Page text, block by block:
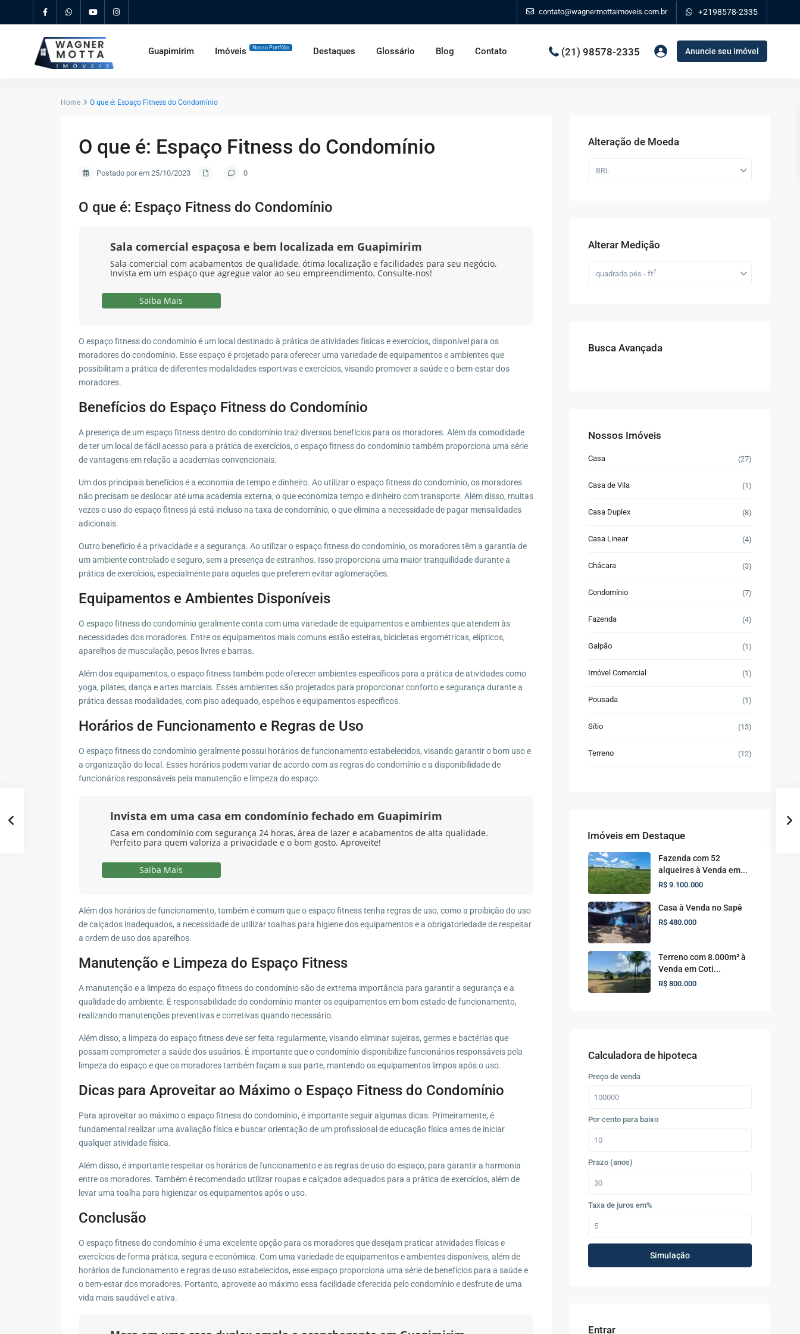
contato@wagnermottaimoveis.com.br +2198578-2335
Guapimirim Imóveis Nosso Portfólio Destaques Glossário Blog Contato (21) 98578-2335 Anuncie seu imóvel
Home O que é: Espaço Fitness do Condomínio
O que é: Espaço Fitness do Condomínio
Postado por em 25/10/2023 0
O que é: Espaço Fitness do Condomínio
Sala comercial espaçosa e bem localizada em Guapimirim
Sala comercial com acabamentos de qualidade, ótima localização e facilidades para seu negócio.
Invista em um espaço que agregue valor ao seu empreendimento. Consulte-nos!
Saiba Mais
O espaço fitness do condomínio é um local destinado à prática de atividades físicas e exercícios, disponível para os
moradores do condomínio. Esse espaço é projetado para oferecer uma variedade de equipamentos e ambientes que
possibilitam a prática de diferentes modalidades esportivas e exercícios, visando promover a saúde e o bem-estar dos
moradores.
Benefícios do Espaço Fitness do Condomínio
A presença de um espaço fitness dentro do condomínio traz diversos benefícios para os moradores. Além da comodidade
de ter um local de fácil acesso para a prática de exercícios, o espaço fitness do condomínio também proporciona uma série
de vantagens em relação a academias convencionais.
Um dos principais benefícios é a economia de tempo e dinheiro. Ao utilizar o espaço fitness do condomínio, os moradores
não precisam se deslocar até uma academia externa, o que economiza tempo e dinheiro com transporte. Além disso, muitas
vezes o uso do espaço fitness já está incluso na taxa de condomínio, o que elimina a necessidade de pagar mensalidades
adicionais.
Outro benefício é a privacidade e a segurança. Ao utilizar o espaço fitness do condomínio, os moradores têm a garantia de
um ambiente controlado e seguro, sem a presença de estranhos. Isso proporciona uma maior tranquilidade durante a
prática de exercícios, especialmente para aqueles que preferem evitar aglomerações.
Equipamentos e Ambientes Disponíveis
O espaço fitness do condomínio geralmente conta com uma variedade de equipamentos e ambientes que atendem às
necessidades dos moradores. Entre os equipamentos mais comuns estão esteiras, bicicletas ergométricas, elípticos,
aparelhos de musculação, pesos livres e barras.
Além dos equipamentos, o espaço fitness também pode oferecer ambientes específicos para a prática de atividades como
yoga, pilates, dança e artes marciais. Esses ambientes são projetados para proporcionar conforto e segurança durante a
prática dessas modalidades, com piso adequado, espelhos e equipamentos específicos.
Horários de Funcionamento e Regras de Uso
O espaço fitness do condomínio geralmente possui horários de funcionamento estabelecidos, visando garantir o bom uso e
a organização do local. Esses horários podem variar de acordo com as regras do condomínio e a disponibilidade de
funcionários responsáveis pela manutenção e limpeza do espaço.
Invista em uma casa em condomínio fechado em Guapimirim
Casa em condomínio com segurança 24 horas, área de lazer e acabamentos de alta qualidade.
Perfeito para quem valoriza a privacidade e o bom gosto. Aproveite!
Saiba Mais
Além dos horários de funcionamento, também é comum que o espaço fitness tenha regras de uso, como a proibição do uso
de calçados inadequados, a necessidade de utilizar toalhas para higiene dos equipamentos e a obrigatoriedade de respeitar
a ordem de uso dos aparelhos.
Manutenção e Limpeza do Espaço Fitness
A manutenção e a limpeza do espaço fitness do condomínio são de extrema importância para garantir a segurança e a
qualidade do ambiente. É responsabilidade do condomínio manter os equipamentos em bom estado de funcionamento,
realizando manutenções preventivas e corretivas quando necessário.
Além disso, a limpeza do espaço fitness deve ser feita regularmente, visando eliminar sujeiras, germes e bactérias que
possam comprometer a saúde dos usuários. É importante que o condomínio disponibilize funcionários responsáveis pela
limpeza do espaço e que os moradores também façam a sua parte, mantendo os equipamentos limpos após o uso.
Dicas para Aproveitar ao Máximo o Espaço Fitness do Condomínio
Para aproveitar ao máximo o espaço fitness do condomínio, é importante seguir algumas dicas. Primeiramente, é
fundamental realizar uma avaliação física e buscar orientação de um profissional de educação física antes de iniciar
qualquer atividade física.
Além disso, é importante respeitar os horários de funcionamento e as regras de uso do espaço, para garantir a harmonia
entre os moradores. Também é recomendado utilizar roupas e calçados adequados para a prática de exercícios, além de
levar uma toalha para higienizar os equipamentos após o uso.
Conclusão
O espaço fitness do condomínio é uma excelente opção para os moradores que desejam praticar atividades físicas e
exercícios de forma prática, segura e econômica. Com uma variedade de equipamentos e ambientes disponíveis, além de
horários de funcionamento e regras de uso estabelecidos, esse espaço proporciona uma série de benefícios para a saúde e
o bem-estar dos moradores. Portanto, aproveite ao máximo essa facilidade oferecida pelo condomínio e desfrute de uma
vida mais saudável e ativa.
Alteração de Moeda
BRL
Alterar Medição
quadrado pés - ft2
Busca Avançada
Nossos Imóveis
Casa (27)
Casa de Vila (1)
Casa Duplex (8)
Casa Linear (4)
Chácara (3)
Condomínio (7)
Fazenda (4)
Galpão (1)
Imóvel Comercial (1)
Pousada (1)
Sítio (13)
Terreno (12)
Imóveis em Destaque
Fazenda com 52
alqueires à Venda em...
R$ 9.100.000
Casa à Venda no Sapê
R$ 480.000
Terreno com 8.000m² à
Venda em Coti...
R$ 800.000
Calculadora de hipoteca
Preço de venda
Por cento para baixo
Prazo (anos)
Taxa de juros em%
Simulação
Entrar